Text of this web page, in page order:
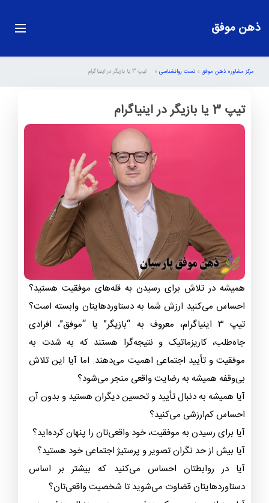
ذهن موفق
مرکز مشاوره ذهن موفق » تست روانشناسی » تیپ 3 یا بازیگر در اینیاگرام
تیپ 3 یا بازیگر در اینیاگرام
همیشه در تلاش برای رسیدن به قله‌های موفقیت هستید؟
احساس می‌کنید ارزش شما به دستاوردهایتان وابسته است؟
تیپ ۳ اینیاگرام، معروف به “بازیگر” یا “موفق”، افرادی
جاه‌طلب، کاریزماتیک و نتیجه‌گرا هستند که به شدت به
موفقیت و تأیید اجتماعی اهمیت می‌دهند. اما آیا این تلاش
بی‌وقفه همیشه به رضایت واقعی منجر می‌شود؟
آیا همیشه به دنبال تأیید و تحسین دیگران هستید و بدون آن
احساس کم‌ارزشی می‌کنید؟
آیا برای رسیدن به موفقیت، خود واقعی‌تان را پنهان کرده‌اید؟
آیا بیش از حد نگران تصویر و پرستیژ اجتماعی خود هستید؟
آیا در روابطتان احساس می‌کنید که بیشتر بر اساس
دستاوردهایتان قضاوت می‌شوید تا شخصیت واقعی‌تان؟